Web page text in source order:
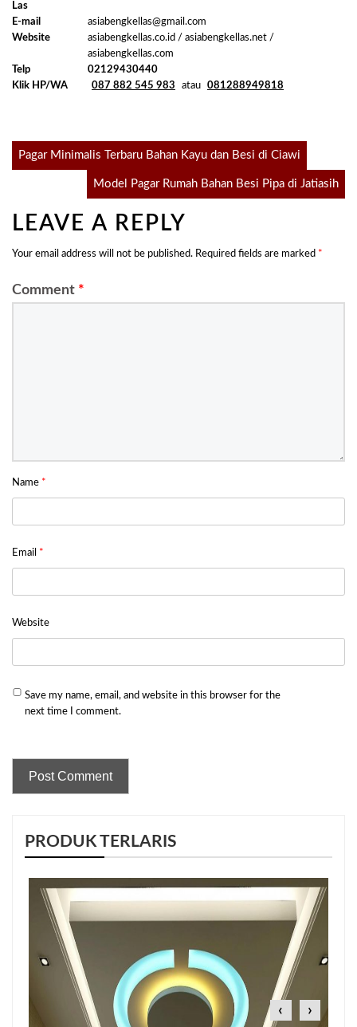
Las
E-mail
asiabengkellas@gmail.com
Website
asiabengkellas.co.id / asiabengkellas.net /
asiabengkellas.com
Telp
02129430440
Klik HP/WA
087 882 545 983 atau 081288949818
Post
navigation
Pagar Minimalis Terbaru Bahan Kayu dan Besi di Ciawi
Model Pagar Rumah Bahan Besi Pipa di Jatiasih
LEAVE A REPLY
Your email address will not be published. Required fields are marked *
Comment *
Name *
Email *
Website
Save my name, email, and website in this browser for the
next time I comment.
PRODUK TERLARIS
‹ ›